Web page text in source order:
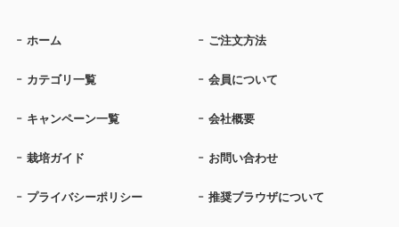
ホーム ご注文方法
カテゴリ一覧 会員について
キャンペーン一覧 会社概要
栽培ガイド お問い合わせ
プライバシーポリシー 推奨ブラウザについて